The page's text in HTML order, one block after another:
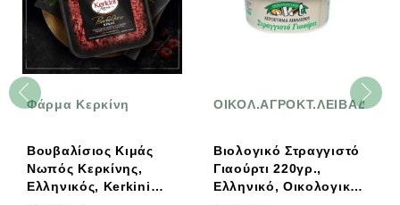
Φάρμα Κερκίνη
Βουβαλίσιος Κιμάς
Νωπός Κερκίνης,
Ελληνικός, Kerkini
Βιολογικό Στραγγιστό
Γιαούρτι 220γρ.,
Ελληνικό, Οικολογικό